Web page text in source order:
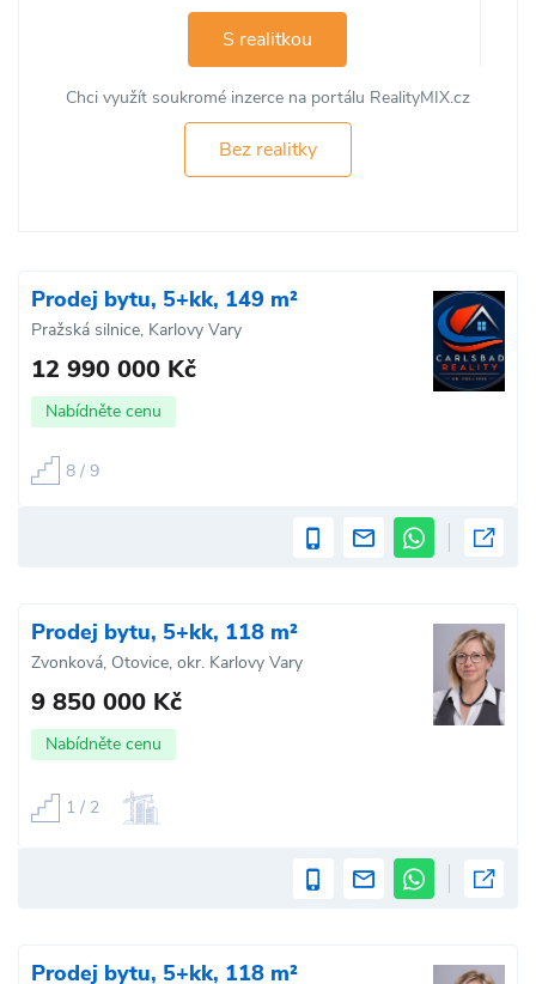
S realitkou
Chci využít soukromé inzerce na portálu RealityMIX.cz
Bez realitky
Prodej bytu, 5+kk, 149 m²
Pražská silnice, Karlovy Vary
12 990 000 Kč
Nabídněte cenu
8 / 9
Prodej bytu, 5+kk, 118 m²
Zvonková, Otovice, okr. Karlovy Vary
9 850 000 Kč
Nabídněte cenu
1 / 2
Prodej bytu, 5+kk, 118 m²